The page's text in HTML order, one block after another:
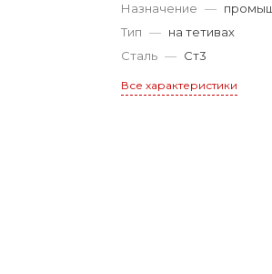
Назначение —
Тип — на тетивах
Сталь — Ст3
Все характеристики